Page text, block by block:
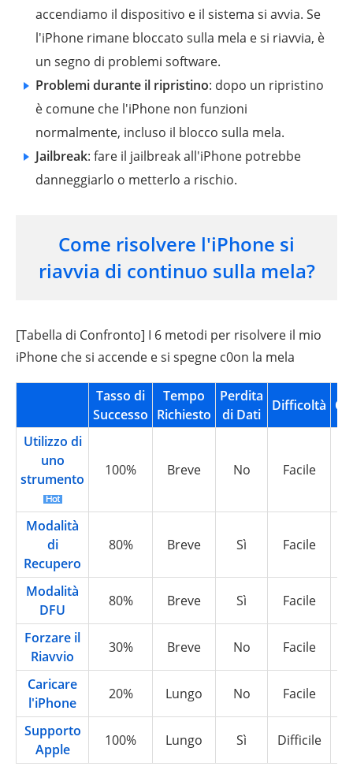
accendiamo il dispositivo e il sistema si avvia. Se
l'iPhone rimane bloccato sulla mela e si riavvia, è
un segno di problemi software.
Problemi durante il ripristino: dopo un ripristino
è comune che l'iPhone non funzioni
normalmente, incluso il blocco sulla mela.
Jailbreak: fare il jailbreak all'iPhone potrebbe
danneggiarlo o metterlo a rischio.
Come risolvere l'iPhone si
riavvia di continuo sulla mela?
[Tabella di Confronto] I 6 metodi per risolvere il mio
iPhone che si accende e si spegne c0on la mela
Tasso di
Successo
Tempo
Richiesto
Perdita
di Dati
Difficoltà
Utilizzo di
uno
strumento
100% Breve No Facile
Modalità
di
Recupero
80% Breve Sì Facile
Modalità
DFU
80% Breve Sì Facile
Forzare il
Riavvio
30% Breve No Facile
Caricare
l'iPhone
20% Lungo No Facile
Supporto
Apple
100% Lungo Sì Difficile